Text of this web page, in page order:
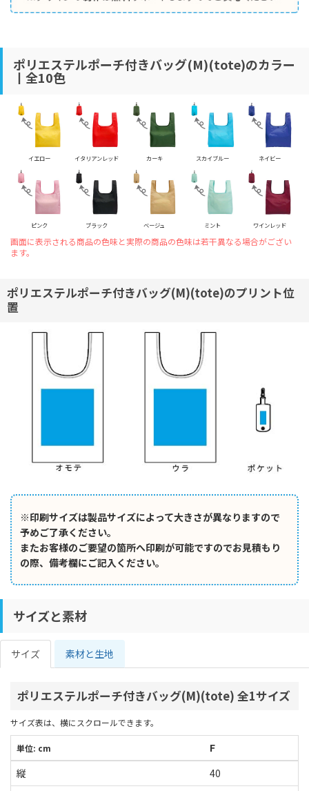
ポリエステルポーチ付きバッグ(M)(tote)のカラー
丨全10色
イエロー イタリアンレッド カーキ スカイブルー ネイビー
ピンク ブラック ベージュ ミント ワインレッド
画面に表示される商品の色味と実際の商品の色味は若干異なる場合がござい
ます。
ポリエステルポーチ付きバッグ(M)(tote)のプリント位
置
※印刷サイズは製品サイズによって大きさが異なりますので
予めご了承ください。
またお客様のご要望の箇所へ印刷が可能ですのでお見積もり
の際、備考欄にご記入ください。
サイズと素材
サイズ 素材と生地
ポリエステルポーチ付きバッグ(M)(tote) 全1サイズ
サイズ表は、横にスクロールできます。
単位: cm
F
縦
40